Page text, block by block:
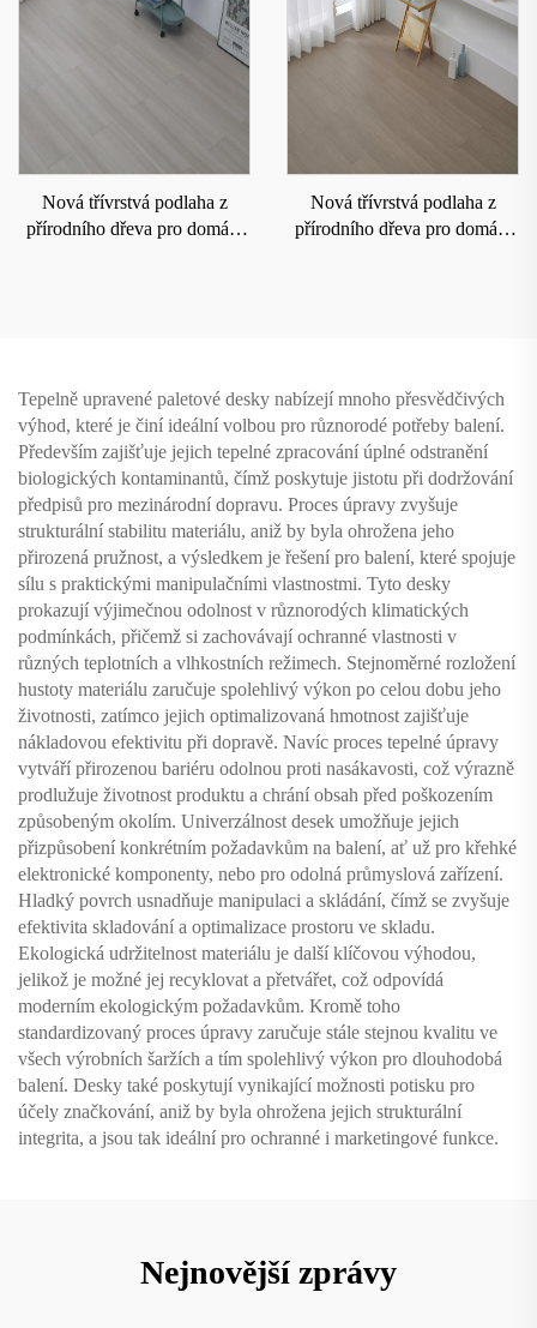
Nová třívrstvá podlaha z
přírodního dřeva pro domácí
Nová třívrstvá podlaha z
přírodního dřeva pro domácí
Tepelně upravené paletové desky nabízejí mnoho přesvědčivých
výhod, které je činí ideální volbou pro různorodé potřeby balení.
Především zajišťuje jejich tepelné zpracování úplné odstranění
biologických kontaminantů, čímž poskytuje jistotu při dodržování
předpisů pro mezinárodní dopravu. Proces úpravy zvyšuje
strukturální stabilitu materiálu, aniž by byla ohrožena jeho
přirozená pružnost, a výsledkem je řešení pro balení, které spojuje
sílu s praktickými manipulačními vlastnostmi. Tyto desky
prokazují výjimečnou odolnost v různorodých klimatických
podmínkách, přičemž si zachovávají ochranné vlastnosti v
různých teplotních a vlhkostních režimech. Stejnoměrné rozložení
hustoty materiálu zaručuje spolehlivý výkon po celou dobu jeho
životnosti, zatímco jejich optimalizovaná hmotnost zajišťuje
nákladovou efektivitu při dopravě. Navíc proces tepelné úpravy
vytváří přirozenou bariéru odolnou proti nasákavosti, což výrazně
prodlužuje životnost produktu a chrání obsah před poškozením
způsobeným okolím. Univerzálnost desek umožňuje jejich
přizpůsobení konkrétním požadavkům na balení, ať už pro křehké
elektronické komponenty, nebo pro odolná průmyslová zařízení.
Hladký povrch usnadňuje manipulaci a skládání, čímž se zvyšuje
efektivita skladování a optimalizace prostoru ve skladu.
Ekologická udržitelnost materiálu je další klíčovou výhodou,
jelikož je možné jej recyklovat a přetvářet, což odpovídá
moderním ekologickým požadavkům. Kromě toho
standardizovaný proces úpravy zaručuje stále stejnou kvalitu ve
všech výrobních šaržích a tím spolehlivý výkon pro dlouhodobá
balení. Desky také poskytují vynikající možnosti potisku pro
účely značkování, aniž by byla ohrožena jejich strukturální
integrita, a jsou tak ideální pro ochranné i marketingové funkce.
Nejnovější zprávy